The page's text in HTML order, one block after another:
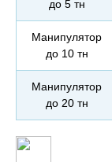
до 5 тн
Манипулятор
до 10 тн
Манипулятор
до 20 тн